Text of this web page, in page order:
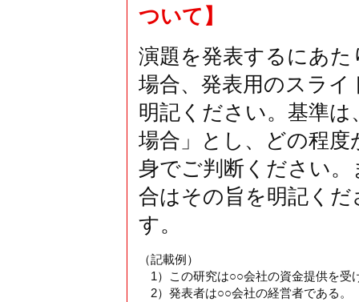
ついて】
演題を発表するにあ
場合、発表用のスラ
明記ください。基準
場合」とし、どの程
身でご判断ください
合はその旨を明記く
す。
（記載例）
1）この研究は○○会社の資金提供を受
2）発表者は○○会社の経営者である。